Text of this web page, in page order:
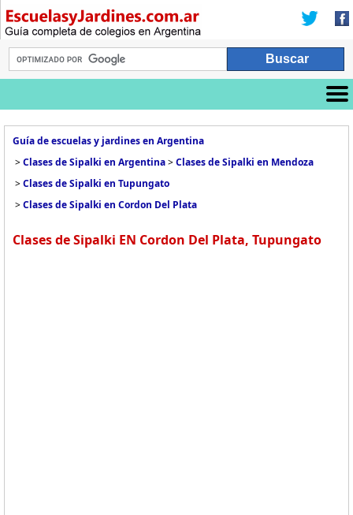
Guía de escuelas y jardines en Argentina
>Clases de Sipalki en Argentina>Clases de Sipalki en Mendoza
>Clases de Sipalki en Tupungato
>Clases de Sipalki en Cordon Del Plata
Clases de Sipalki EN Cordon Del Plata, Tupungato